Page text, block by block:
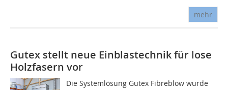
mehr
Gutex stellt neue Einblastechnik für lose
Holzfasern vor
Die Systemlösung Gutex Fibreblow wurde